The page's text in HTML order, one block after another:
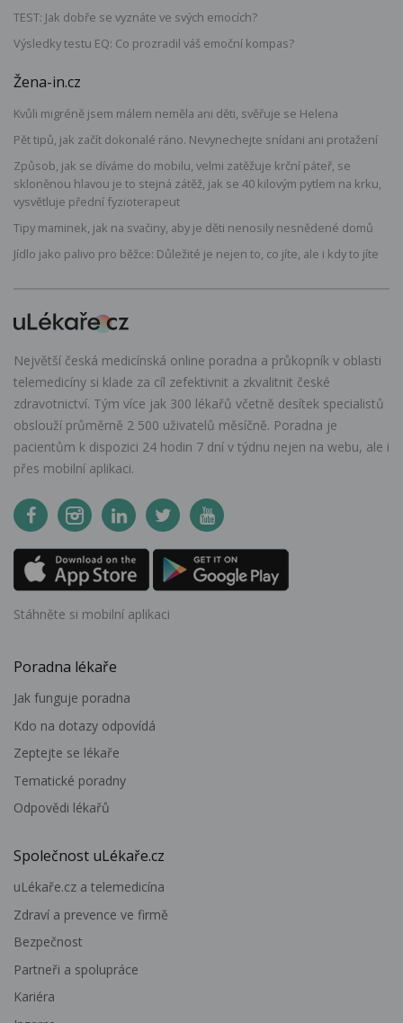
TEST: Jak dobře se vyznáte ve svých emocích?
Výsledky testu EQ: Co prozradil váš emoční kompas?
Žena-in.cz
Kvůli migréně jsem málem neměla ani děti, svěřuje se Helena
Pět tipů, jak začít dokonalé ráno. Nevynechejte snídani ani protažení
Způsob, jak se díváme do mobilu, velmi zatěžuje krční páteř, se
skloněnou hlavou je to stejná zátěž, jak se 40 kilovým pytlem na krku,
vysvětluje přední fyzioterapeut
Tipy maminek, jak na svačiny, aby je děti nenosily nesnědené domů
Jídlo jako palivo pro běžce: Důležité je nejen to, co jíte, ale i kdy to jíte
Největší česká medicínská online poradna a průkopník v oblasti
telemedicíny si klade za cíl zefektivnit a zkvalitnit české
zdravotnictví. Tým více jak 300 lékařů včetně desítek specialistů
obslouží průměrně 2 500 uživatelů měsíčně. Poradna je
pacientům k dispozici 24 hodin 7 dní v týdnu nejen na webu, ale i
přes mobilní aplikaci.
Stáhněte si mobilní aplikaci
Poradna lékaře
Jak funguje poradna
Kdo na dotazy odpovídá
Zeptejte se lékaře
Tematické poradny
Odpovědi lékařů
Společnost uLékaře.cz
uLékaře.cz a telemedicína
Zdraví a prevence ve firmě
Bezpečnost
Partneři a spolupráce
Kariéra